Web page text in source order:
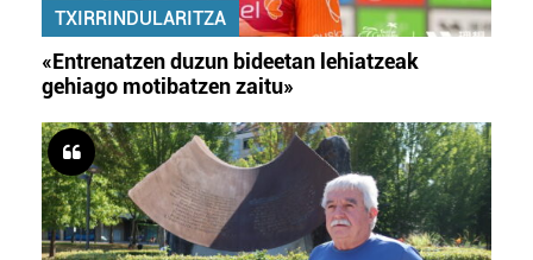
TXIRRINDULARITZA
«Entrenatzen duzun bideetan lehiatzeak
gehiago motibatzen zaitu»